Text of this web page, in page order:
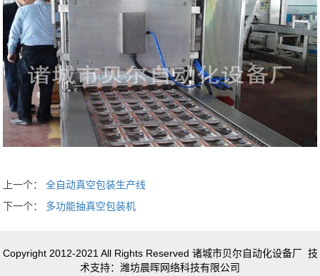
上一个：全自动真空包装生产线
下一个： 多功能抽真空包装机
Copyright 2012-2021 All Rights Reserved 诸城市贝尔自动化设备厂 技
术支持：潍坊晨晖网络科技有限公司